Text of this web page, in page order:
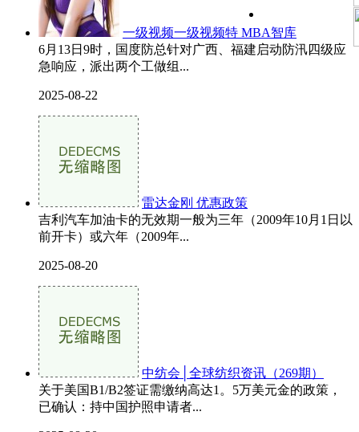
一级视频一级视频特 MBA智库
6月13日9时，国度防总针对广西、福建启动防汛四级应
急响应，派出两个工做组...
2025-08-22
雷达金刚 优惠政策
吉利汽车加油卡的无效期一般为三年（2009年10月1日以
前开卡）或六年（2009年...
2025-08-20
中纺会│全球纺织资讯（269期）
关于美国B1/B2签证需缴纳高达1。5万美元金的政策，
已确认：持中国护照申请者...